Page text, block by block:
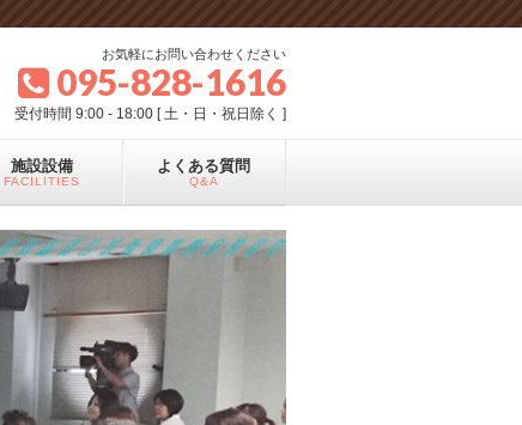
お気軽にお問い合わせください
095-828-1616
受付時間 9:00 - 18:00 [ 土・日・祝日除く ]
施設設備
FACILITIES
よくある質問
Q&A